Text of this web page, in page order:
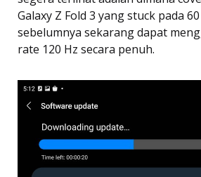
Galaxy Z Fold 3 yang stuck pada
sebelumnya sekarang dapat
rate 120 Hz secara penuh.